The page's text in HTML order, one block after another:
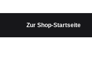
Zur Shop-Startseite